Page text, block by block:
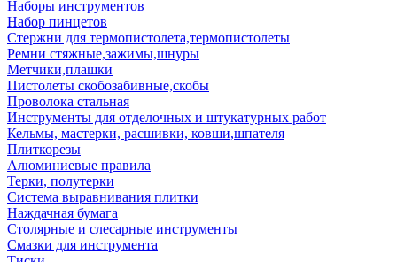
Наборы инструментов
Набор пинцетов
Стержни для термопистолета,термопистолеты
Ремни стяжные,зажимы,шнуры
Метчики,плашки
Пистолеты скобозабивные,скобы
Проволока стальная
Инструменты для отделочных и штукатурных работ
Кельмы, мастерки, расшивки, ковши,шпателя
Плиткорезы
Алюминиевые правила
Терки, полутерки
Система выравнивания плитки
Наждачная бумага
Столярные и слесарные инструменты
Смазки для инструмента